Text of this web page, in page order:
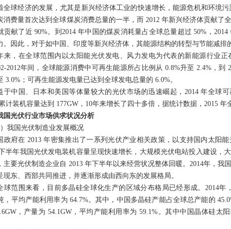
全球经济的发展，尤其是新兴经济体工业的快速增长，能源危机和环境污
消费量首次达到全球煤炭消费总量的一半，而 2012年新兴经济体贡献了
贡献了近90%。到 2014年中国的煤炭消耗量占全球总量超过50% ， 2014
。因此，对于如中国、印度等新兴经济体，其能源结构的转型与节能减排
来，在全球范围内以太阳能光伏发电、风力发电为代表的新能源行业
2012年间，全球能源消费中可再生能源所占比例从 0.8%升至 2.4%，到
3.0% ；可再生能源发电量已达到全球发电总量的 6.0%。
于中国、日本和美国等体量较大的光伏市场的迅速崛起， 2014年全球
计装机容量达到 177GW ， 10年来增长了四十多倍，据统计数据， 2015 年
国光伏行业市场供求状况分析
）我国光伏制造业发展概况
政府在 2013年密集推出了一系列光伏产业相关政策，以支持国内太阳
半年我国光伏发电装机容量呈现快速增长，大规模光伏电站投入建设，
主要光伏制造企业自 2013 年下半年以来经营状况整体回暖。2014年，我
现东、西部共同推进，并逐渐形成由西向东的发展格局。
球范围来看，目前多晶硅全球化生产的区域分布格局已经形成。 2014年
，平均产能利用率为 64.7%。其中，中国多晶硅产能占全球总产能的
，产量为 54.1GW，平均产能利用率为59.1%。其中中国晶体硅太